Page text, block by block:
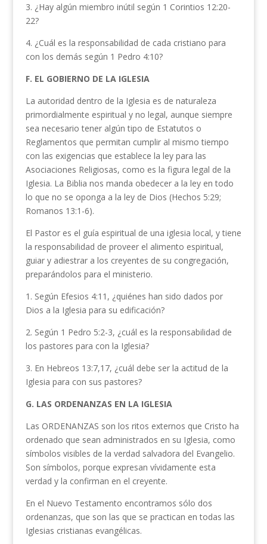
3. ¿Hay algún miembro inútil según 1 Corintios 12:20-
22?
4. ¿Cuál es la responsabilidad de cada cristiano para
con los demás según 1 Pedro 4:10?
F. EL GOBIERNO DE LA IGLESIA
La autoridad dentro de la Iglesia es de naturaleza
primordialmente espiritual y no legal, aunque siempre
sea necesario tener algún tipo de Estatutos o
Reglamentos que permitan cumplir al mismo tiempo
con las exigencias que establece la ley para las
Asociaciones Religiosas, como es la figura legal de la
Iglesia. La Biblia nos manda obedecer a la ley en todo
lo que no se oponga a la ley de Dios (Hechos 5:29;
Romanos 13:1-6).
El Pastor es el guía espiritual de una iglesia local, y tiene
la respon­sabilidad de proveer el alimento espiritual,
guiar y adiestrar a los creyen­tes de su congregación,
preparándolos para el ministerio.
1. Según Efesios 4:11, ¿quiénes han sido dados por
Dios a la Iglesia para su edificación?
2. Según 1 Pedro 5:2-3, ¿cuál es la responsabilidad de
los pastores para con la Iglesia?
3. En Hebreos 13:7,17, ¿cuál debe ser la actitud de la
Iglesia para con sus pastores?
G. LAS ORDENANZAS EN LA IGLESIA
Las ORDENANZAS son los ritos externos que Cristo ha
ordenado que sean administrados en su Iglesia, como
símbolos visibles de la verdad salvadora del Evangelio.
Son símbolos, porque expresan vívida­mente esta
verdad y la confirman en el creyente.
En el Nuevo Testamento encontramos sólo dos
ordenanzas, que son las que se practican en todas las
Iglesias cristianas evangélicas.